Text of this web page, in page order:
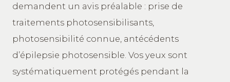
demandent un avis préalable : prise de
traitements photosensibilisants,
photosensibilité connue, antécédents
d’épilepsie photosensible. Vos yeux sont
systématiquement protégés pendant la